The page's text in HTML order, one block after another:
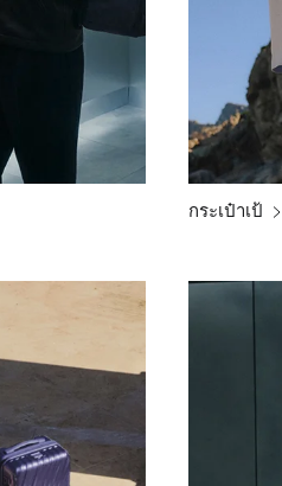
กระเป๋าเป้